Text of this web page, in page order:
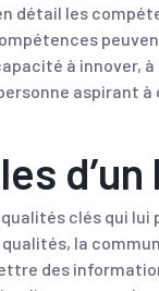
détail les
à innover, à
aspirant à
clés qui
la
des